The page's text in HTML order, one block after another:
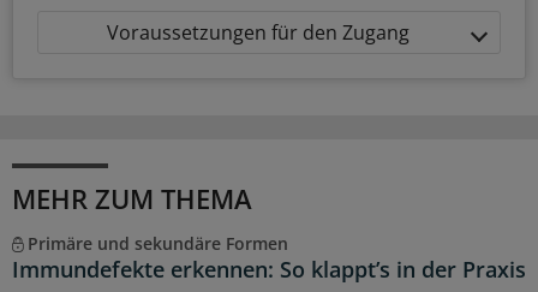
Voraussetzungen für den Zugang
MEHR ZUM THEMA
Primäre und sekundäre Formen
Immundefekte erkennen: So klappt’s in der Praxis